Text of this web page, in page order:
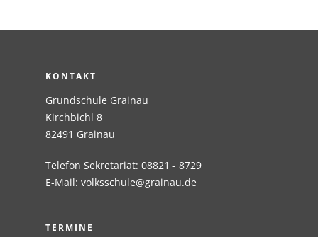
KONTAKT
Grundschule Grainau
Kirchbichl 8
82491 Grainau
Telefon Sekretariat: 08821 - 8729
E-Mail: volksschule@grainau.de
TERMINE